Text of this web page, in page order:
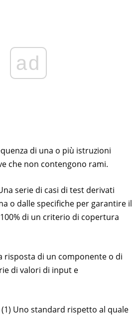
ad
di una o più istruzioni
che non contengono rami.
serie di casi di test derivati
o dalle specifiche per garantire il
di un criterio di copertura
risposta di un componente o di
di valori di input e
(1) Uno standard rispetto al quale